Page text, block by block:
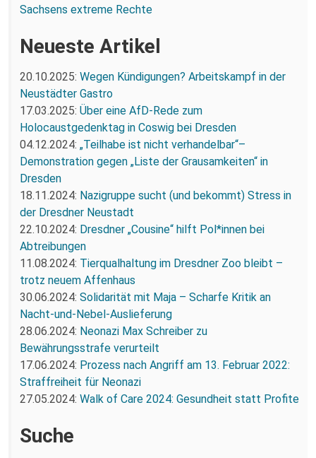
Sachsens extreme Rechte
Neueste Artikel
20.10.2025: Wegen Kündigungen? Arbeitskampf in der
Neustädter Gastro
17.03.2025: Über eine AfD-Rede zum
Holocaustgedenktag in Coswig bei Dresden
04.12.2024: „Teilhabe ist nicht verhandelbar“–
Demonstration gegen „Liste der Grausamkeiten“ in
Dresden
18.11.2024: Nazigruppe sucht (und bekommt) Stress in
der Dresdner Neustadt
22.10.2024: Dresdner „Cousine“ hilft Pol*innen bei
Abtreibungen
11.08.2024: Tierqualhaltung im Dresdner Zoo bleibt –
trotz neuem Affenhaus
30.06.2024: Solidarität mit Maja – Scharfe Kritik an
Nacht-und-Nebel-Auslieferung
28.06.2024: Neonazi Max Schreiber zu
Bewährungsstrafe verurteilt
17.06.2024: Prozess nach Angriff am 13. Februar 2022:
Straffreiheit für Neonazi
27.05.2024: Walk of Care 2024: Gesundheit statt Profite
Suche